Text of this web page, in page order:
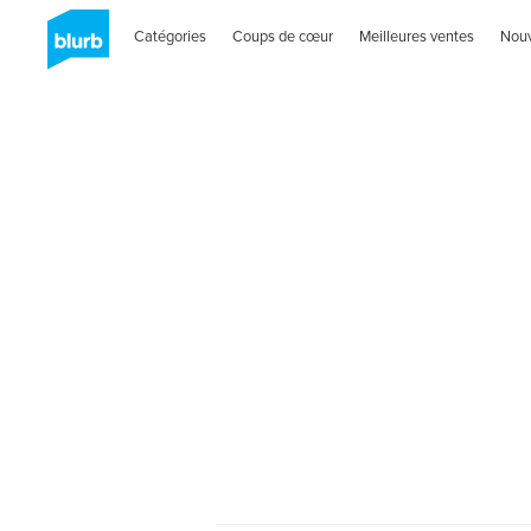
Catégories Coups de cœur Meilleures ventes